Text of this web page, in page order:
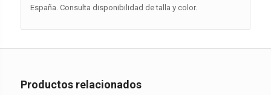
España. Consulta disponibilidad de talla y color.
Productos relacionados